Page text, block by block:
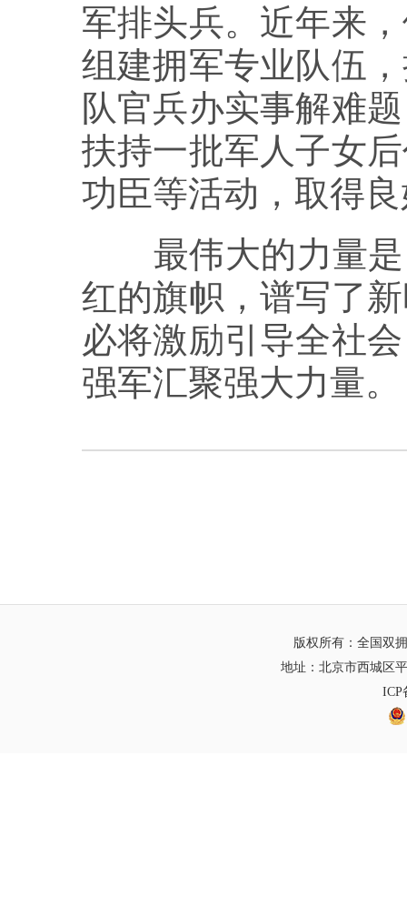
军排头兵。近年来
组建拥军专业队伍
队官兵办实事解难
扶持一批军人子女
功臣等活动，取得
最伟大的力量是
红的旗帜，谱写了
必将激励引导全社
强军汇聚强大力量。
版权所有：全国双
地址：北京市西城区
ICP